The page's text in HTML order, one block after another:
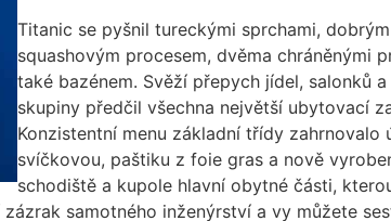
Titanic se pyšnil tureckými sprchami,
squashovým procesem, dvěma chráněnými
také bazénem. Svěží přepych jídel, salonků
skupiny předčil všechna největší ubytovací
Konzistentní menu základní třídy zahrnovalo
svíčkovou, paštiku z foie gras a nově
schodiště a kupole hlavní obytné části,
samotného inženýrství a vy můžete